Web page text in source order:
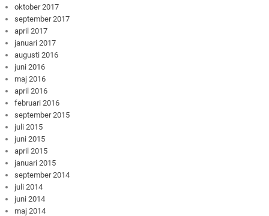
oktober 2017
september 2017
april 2017
januari 2017
augusti 2016
juni 2016
maj 2016
april 2016
februari 2016
september 2015
juli 2015
juni 2015
april 2015
januari 2015
september 2014
juli 2014
juni 2014
maj 2014